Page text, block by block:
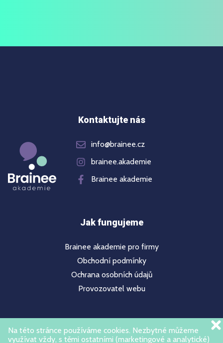
Kontaktujte nás
info@brainee.cz
brainee.akademie
Brainee akademie
Jak fungujeme
Brainee akademie pro firmy
Obchodní podmínky
Ochrana osobních údajů
Provozovatel webu
Nepřehlédněte
Na této stránce používáme cookies. Nezbytné můžeme
využívat vždy, s těmi ostatními (marketingové a analytické)